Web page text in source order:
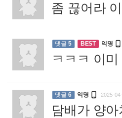
좀 끊어라
댓글 5 BEST 익명 
ㅋㅋㅋ 이
댓글 6 익명  2025-
담배가 양